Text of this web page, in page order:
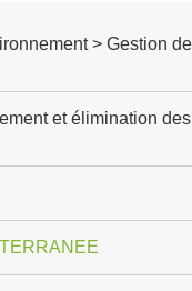
> Gestion
et élimination